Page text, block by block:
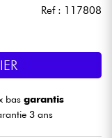
Ref : 117808
basgarantis
3 ans